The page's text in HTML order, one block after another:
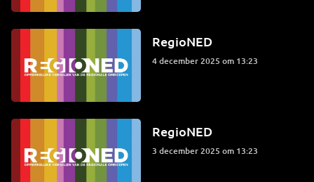
RegioNED
4 december 2025 om 13:23
RegioNED
3 december 2025 om 13:23